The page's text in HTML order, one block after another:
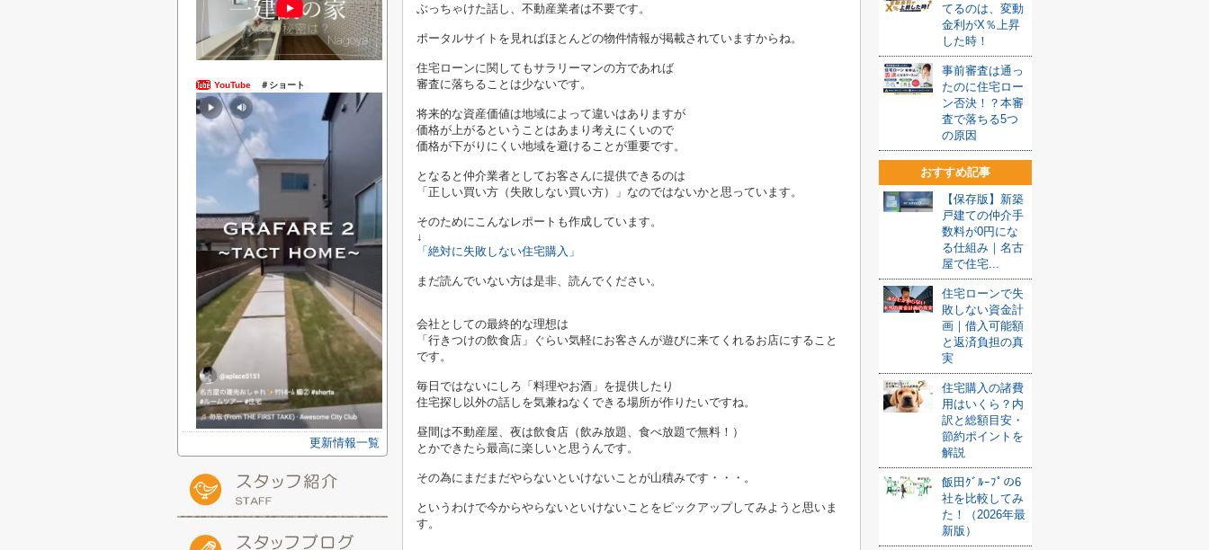
ぶっちゃけた話し、不動産業者は不要です。
ポータルサイトを見ればほとんどの物件情報が掲載されていますからね。
住宅ローンに関してもサラリーマンの方であれば
審査に落ちることは少ないです。
将来的な資産価値は地域によって違いはありますが
価格が上がるということはあまり考えにくいので
価格が下がりにくい地域を避けることが重要です。
となると仲介業者としてお客さんに提供できるのは
「正しい買い方（失敗しない買い方）」なのではないかと思っています。
そのためにこんなレポートも作成しています。
↓
「絶対に失敗しない住宅購入」
まだ読んでいない方は是非、読んでください。
会社としての最終的な理想は
「行きつけの飲食店」ぐらい気軽にお客さんが遊びに来てくれるお店にすること
です。
毎日ではないにしろ「料理やお酒」を提供したり
住宅探し以外の話しを気兼ねなくできる場所が作りたいですね。
昼間は不動産屋、夜は飲食店（飲み放題、食べ放題で無料！）
とかできたら最高に楽しいと思うんです。
その為にまだまだやらないといけないことが山積みです・・・。
というわけで今からやらないといけないことをピックアップしてみようと思いま
す。
てるのは、変動
金利がX％上昇
した時！
事前審査は通っ
たのに住宅ロー
ン否決！？本審
査で落ちる5つ
の原因
おすすめ記事
【保存版】新築
戸建ての仲介手
数料が0円にな
る仕組み｜名古
屋で住宅...
住宅ローンで失
敗しない資金計
画｜借入可能額
と返済負担の真
実
住宅購入の諸費
用はいくら？内
訳と総額目安・
節約ポイントを
解説
飯田ｸﾞﾙｰﾌﾟの6
社を比較してみ
た！（2026年最
新版）
YouTube ＃ショート
更新情報一覧